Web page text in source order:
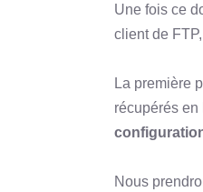
Une fois ce
client de
La première
récupérés
Nous